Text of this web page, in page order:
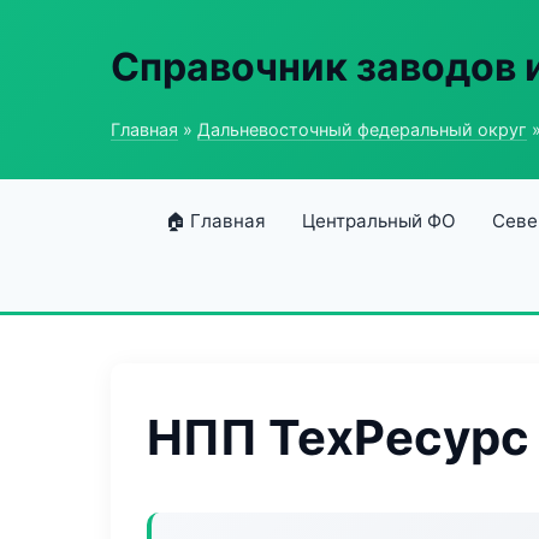
Справочник заводов
Главная » Дальневосточный федеральный округ
🏠 Главная Центральный ФО
НПП